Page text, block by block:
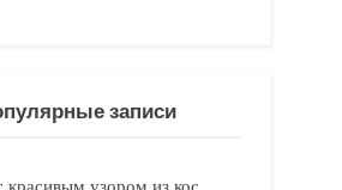
записи
красивым узором из кос